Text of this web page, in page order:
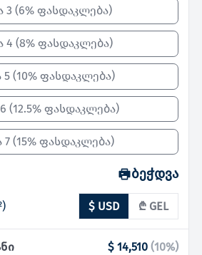
3 (6% ფასდაკლება)
4 (8% ფასდაკლება)
5 (10% ფასდაკლება)
(12.5% ფასდაკლება)
7 (15% ფასდაკლება)
ბეჭდვა
$ USD ₾ GEL
$ 14,510 (10%)